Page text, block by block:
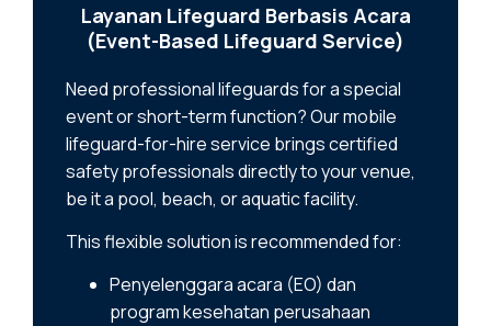
Layanan Lifeguard Berbasis Acara
(Event-Based Lifeguard Service)
Need professional lifeguards for a special
event or short-term function? Our mobile
lifeguard-for-hire service brings certified
safety professionals directly to your venue,
be it a pool, beach, or aquatic facility.
This flexible solution is recommended for:
Penyelenggara acara (EO) dan
program kesehatan perusahaan